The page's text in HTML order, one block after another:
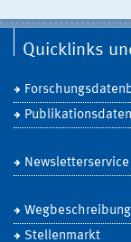
Quicklinks
Newsletterservice
Stellenmarkt